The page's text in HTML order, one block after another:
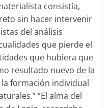
consistía,
sin hacer intervenir
del análisis
que pierde el
que hubiera que
resultado nuevo de la
formación individual
“El alma del